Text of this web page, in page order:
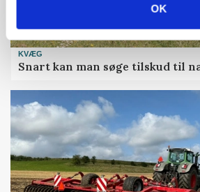
OK
KVÆG
Snart kan man søge tilskud til